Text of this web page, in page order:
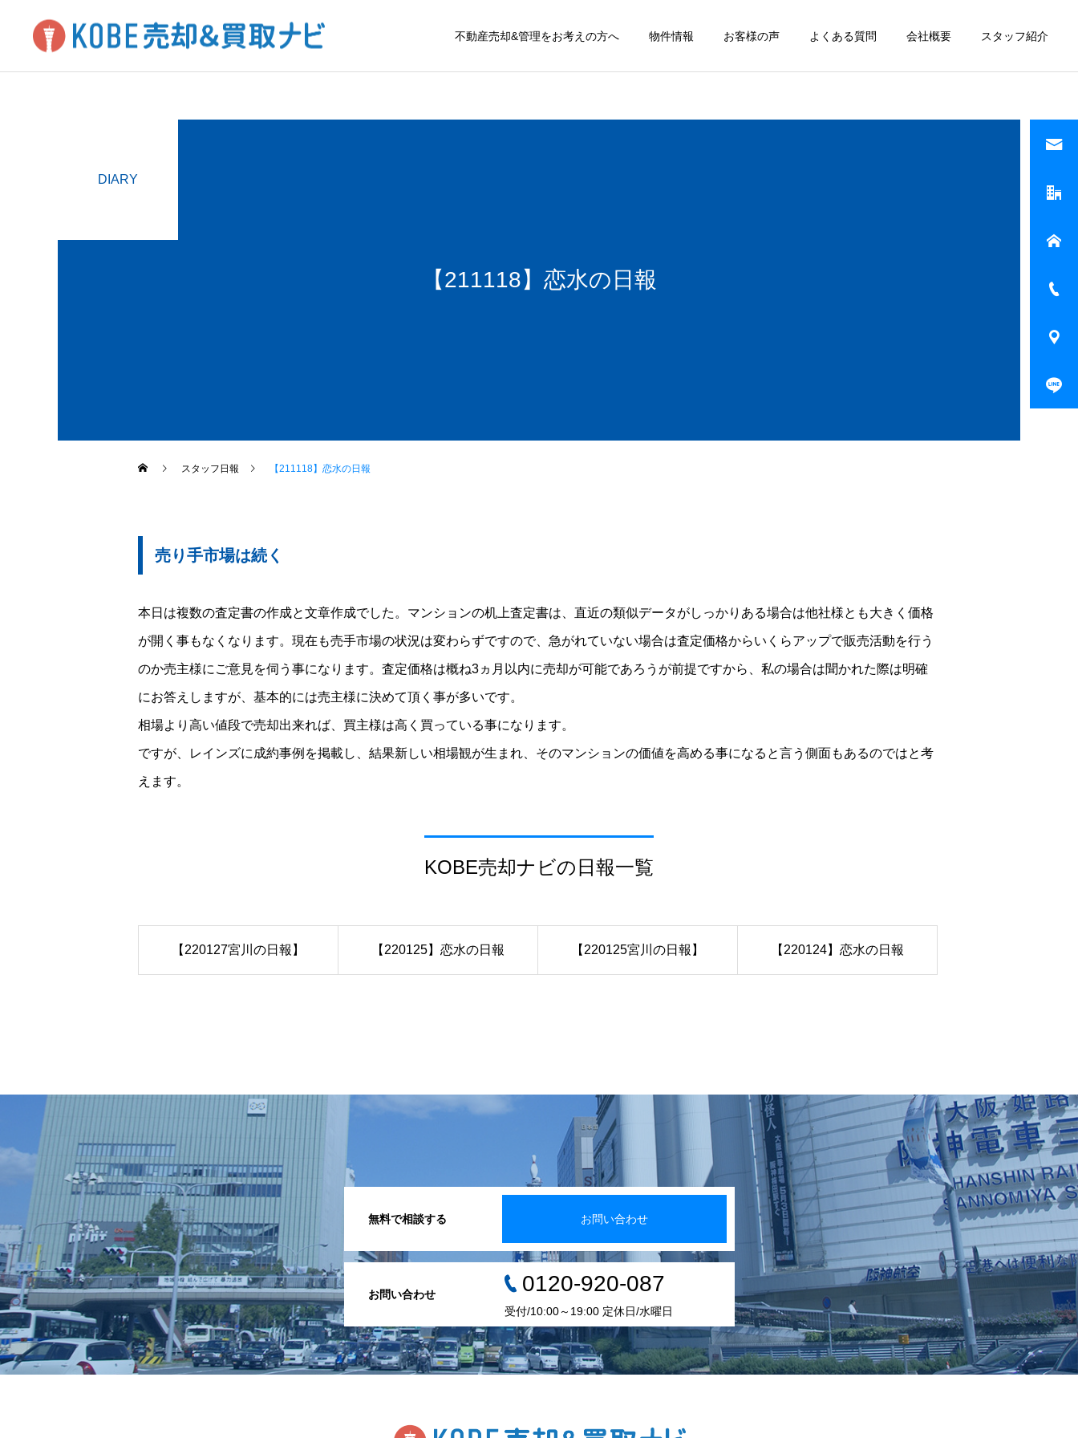
不動産売却&管理をお考えの方へ 物件情報 お客様の声 よくある質問 会社概要 スタッフ紹介
【211118】恋水の日報
DIARY
スタッフ日報 【211118】恋水の日報
売り手市場は続く
本日は複数の査定書の作成と文章作成でした。マンションの机上査定書は、直近の類似データがしっかりある場合は他社様とも大きく価格
が開く事もなくなります。現在も売手市場の状況は変わらずですので、急がれていない場合は査定価格からいくらアップで販売活動を行う
のか売主様にご意見を伺う事になります。査定価格は概ね3ヵ月以内に売却が可能であろうが前提ですから、私の場合は聞かれた際は明確
にお答えしますが、基本的には売主様に決めて頂く事が多いです。
相場より高い値段で売却出来れば、買主様は高く買っている事になります。
ですが、レインズに成約事例を掲載し、結果新しい相場観が生まれ、そのマンションの価値を高める事になると言う側面もあるのではと考
えます。
KOBE売却ナビの日報一覧
【220127宮川の日報】 【220125】恋水の日報 【220125宮川の日報】 【220124】恋水の日報
無料で相談する お問い合わせ
お問い合わせ 0120-920-087
受付/10:00～19:00 定休日/水曜日